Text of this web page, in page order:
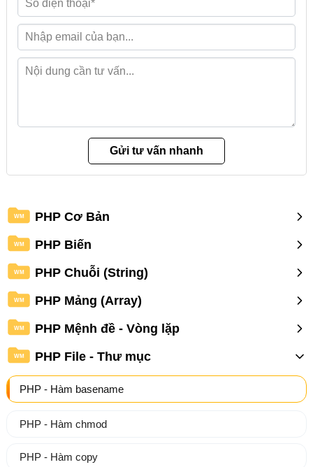
WM PHP Cơ Bản
WM PHP Biến
WM PHP Chuỗi (String)
WM PHP Mảng (Array)
WM PHP Mệnh đề - Vòng lặp
WM PHP File - Thư mục
PHP - Hàm basename
PHP - Hàm chmod
PHP - Hàm copy